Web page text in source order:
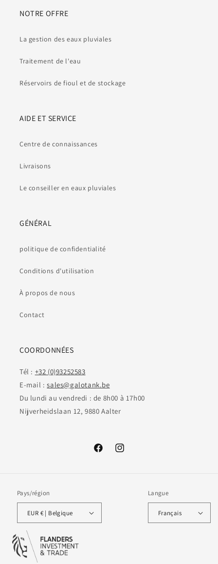
NOTRE OFFRE
La gestion des eaux pluviales
Traitement de l'eau
Réservoirs de fioul et de stockage
AIDE ET SERVICE
Centre de connaissances
Livraisons
Le conseiller en eaux pluviales
GÉNÉRAL
politique de confidentialité
Conditions d'utilisation
À propos de nous
Contact
COORDONNÉES
Tél : +32 (0)93252583
E-mail :sales@galotank.be
Du lundi au vendredi : de 8h00 à 17h00
Nijverheidslaan 12, 9880 Aalter
FacebookInstagram
Pays/région
EUR € | Belgique
Langue
Français